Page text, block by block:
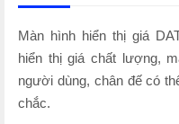
Màn hình hiển thị giá
hiển thị giá chất lượng,
người dùng, chân đế có
chắc.